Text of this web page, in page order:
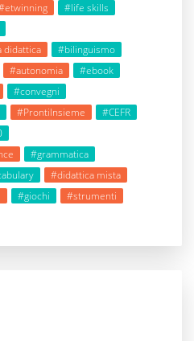
#life skills
didattica
#bilinguismo
#autonomia
#ebook
#convegni
#ProntiInsieme
#CEFR
#grammatica
#didattica mista
#giochi #strumenti